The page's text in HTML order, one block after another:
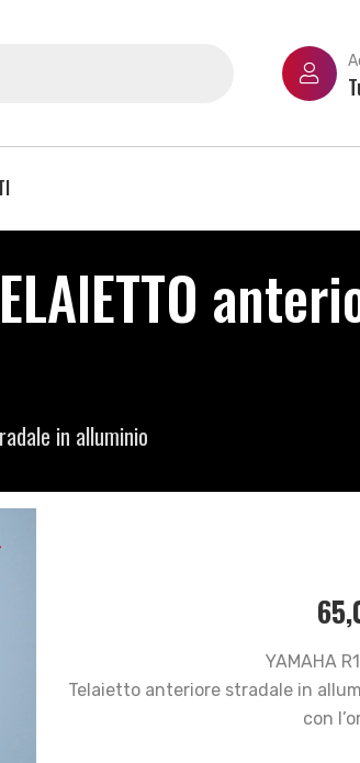
in alluminio
YAMAHA
Telaietto anteriore stradale in
con